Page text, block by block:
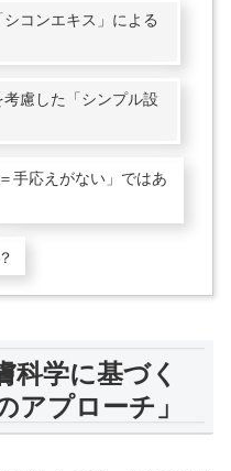
コンエキス」による
慮した「シンプル設
手応えがない」ではあ
科学に基づく
アプローチ」